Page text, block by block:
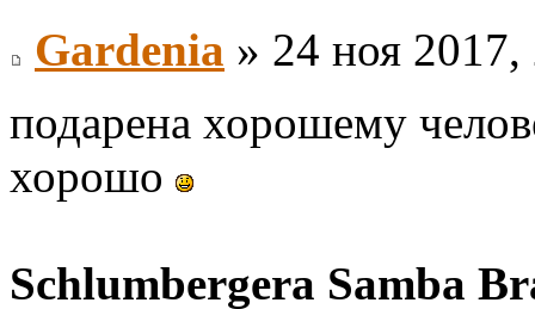
Gardenia » 24 ноя 2017,
подарена хорошему
хорошо
Schlumbergera Samba